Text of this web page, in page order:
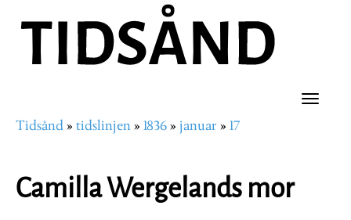
hovedinnhold
Toggle
Navigasjonssti
Tidsånd tidslinjen 1836 januar 17
Camilla Wergelands mor